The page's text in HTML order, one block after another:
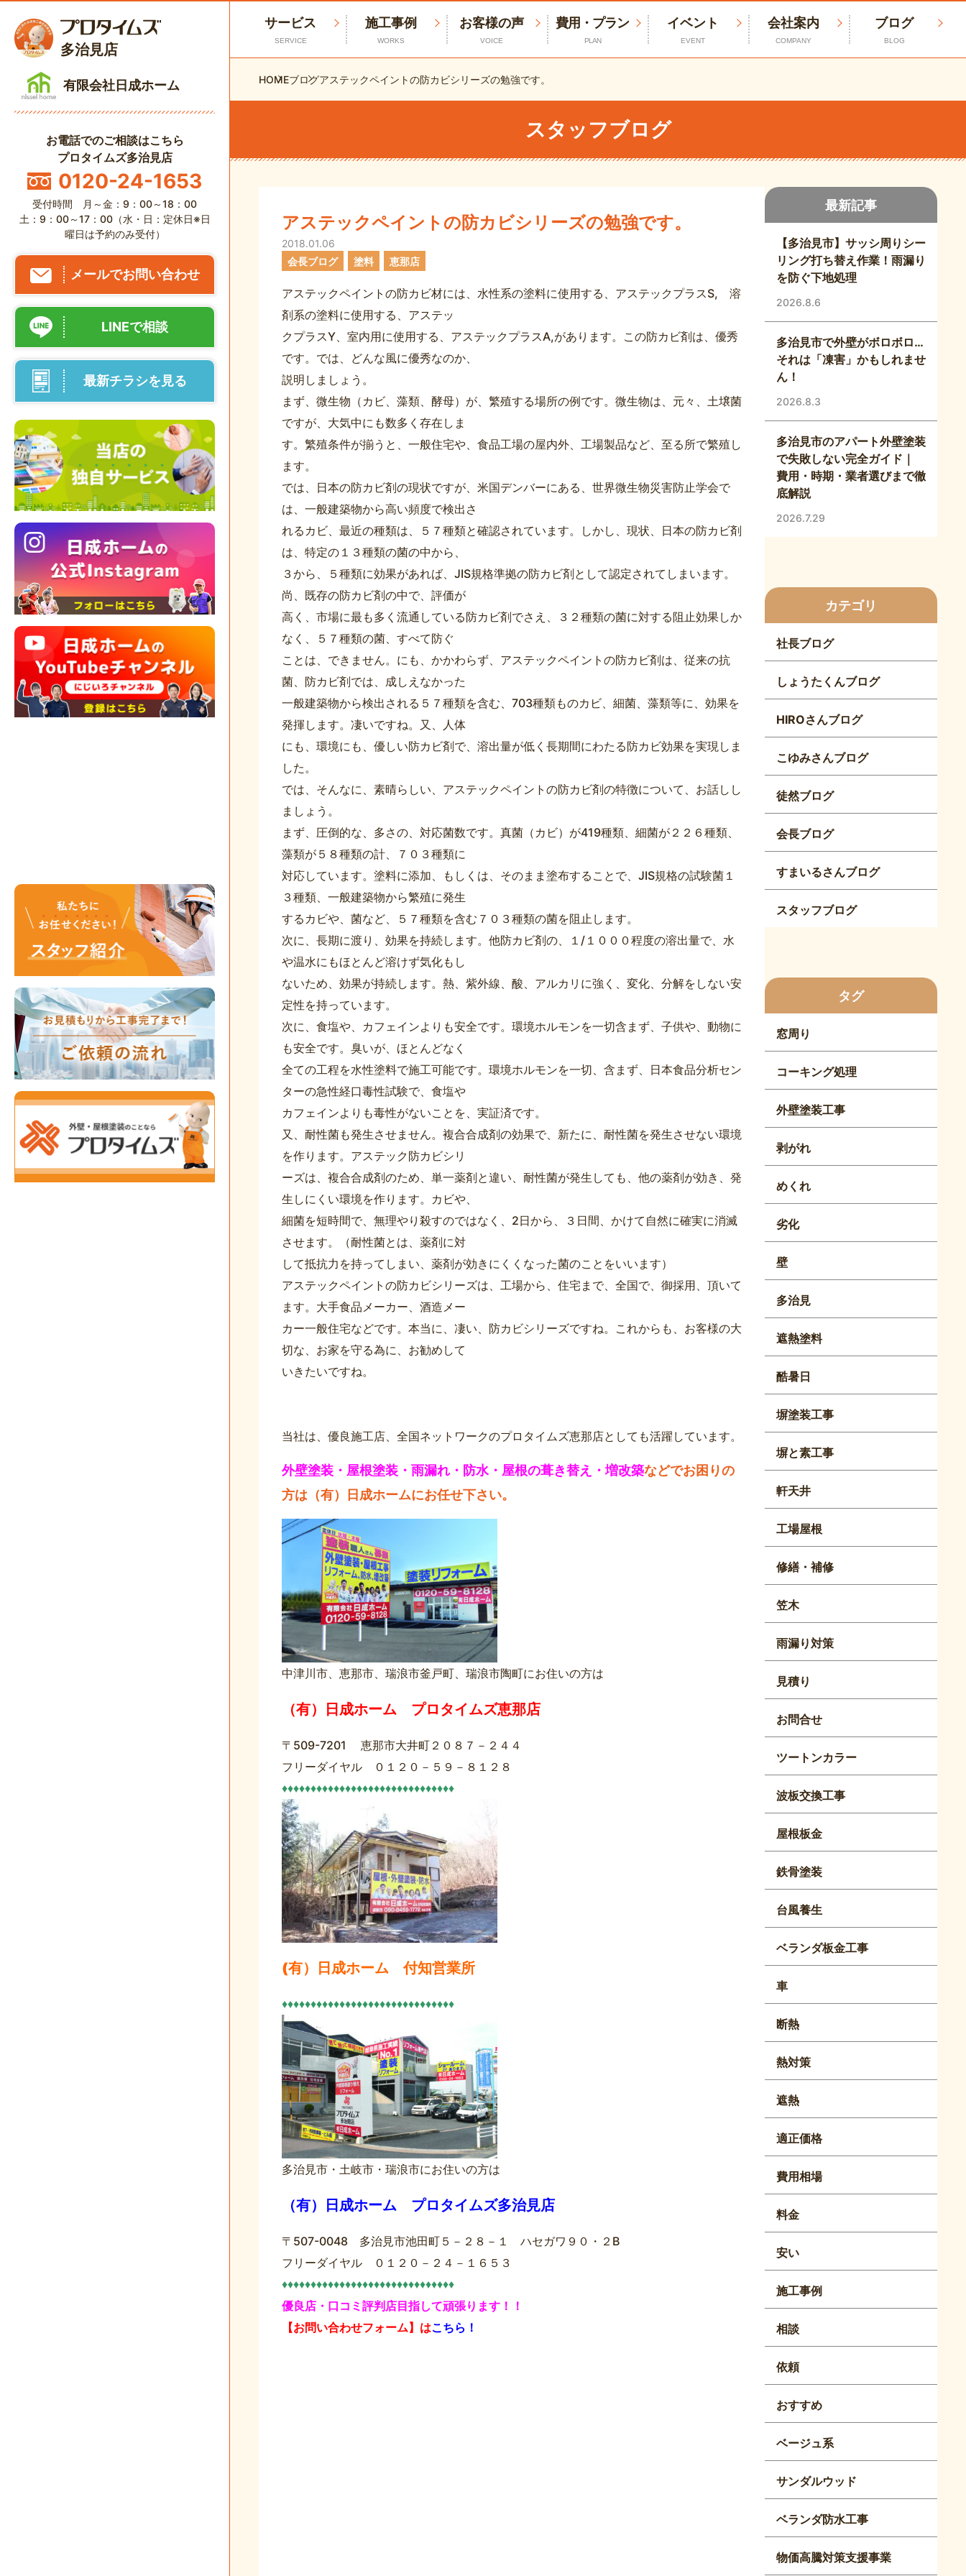
多治見店
有限会社日成ホーム
お電話でのご相談はこちら
プロタイムズ多治見店
0120-24-1653
受付時間 月～金：9：00～18：00
土：9：00～17：00（水・日：定休日※日
曜日は予約のみ受付）
メールでお問い合わせ
LINEで相談
最新チラシを見る
サービス
SERVICE
施工事例
WORKS
お客様の声
VOICE
費用・プラン
PLAN
イベント
EVENT
会社案内
COMPANY
ブログ
BLOG
HOMEブログアステックペイントの防カビシリーズの勉強です。
スタッフブログ
アステックペイントの防カビシリーズの勉強です。
2018.01.06
会長ブログ
塗料 恵那店
アステックペイントの防カビ材には、水性系の塗料に使用する、アステックプラスS, 溶
剤系の塗料に使用する、アステッ
クプラスY、室内用に使用する、アステックプラスA,があります。この防カビ剤は、優秀
です。では、どんな風に優秀なのか、
説明しましょう。
まず、微生物（カビ、藻類、酵母）が、繁殖する場所の例です。微生物は、元々、土壌菌
ですが、大気中にも数多く存在しま
す。繁殖条件が揃うと、一般住宅や、食品工場の屋内外、工場製品など、至る所で繁殖し
ます。
では、日本の防カビ剤の現状ですが、米国デンバーにある、世界微生物災害防止学会で
は、一般建築物から高い頻度で検出さ
れるカビ、最近の種類は、５７種類と確認されています。しかし、現状、日本の防カビ剤
は、特定の１３種類の菌の中から、
３から、５種類に効果があれば、JIS規格準拠の防カビ剤として認定されてしまいます。
尚、既存の防カビ剤の中で、評価が
高く、市場に最も多く流通している防カビ剤でさえ、３２種類の菌に対する阻止効果しか
なく、５７種類の菌、すべて防ぐ
ことは、できません。にも、かかわらず、アステックペイントの防カビ剤は、従来の抗
菌、防カビ剤では、成しえなかった
一般建築物から検出される５７種類を含む、703種類ものカビ、細菌、藻類等に、効果を
発揮します。凄いですね。又、人体
にも、環境にも、優しい防カビ剤で、溶出量が低く長期間にわたる防カビ効果を実現しま
した。
では、そんなに、素晴らしい、アステックペイントの防カビ剤の特徴について、お話しし
ましょう。
まず、圧倒的な、多さの、対応菌数です。真菌（カビ）が419種類、細菌が２２６種類、
藻類が５８種類の計、７０３種類に
対応しています。塗料に添加、もしくは、そのまま塗布することで、JIS規格の試験菌１
３種類、一般建築物から繁殖に発生
するカビや、菌など、５７種類を含む７０３種類の菌を阻止します。
次に、長期に渡り、効果を持続します。他防カビ剤の、１/１０００程度の溶出量で、水
や温水にもほとんど溶けず気化もし
ないため、効果が持続します。熱、紫外線、酸、アルカリに強く、変化、分解をしない安
定性を持っています。
次に、食塩や、カフェインよりも安全です。環境ホルモンを一切含まず、子供や、動物に
も安全です。臭いが、ほとんどなく
全ての工程を水性塗料で施工可能です。環境ホルモンを一切、含まず、日本食品分析セン
ターの急性経口毒性試験で、食塩や
カフェインよりも毒性がないことを、実証済です。
又、耐性菌も発生させません。複合合成剤の効果で、新たに、耐性菌を発生させない環境
を作ります。アステック防カビシリ
ーズは、複合合成剤のため、単一薬剤と違い、耐性菌が発生しても、他の薬剤が効き、発
生しにくい環境を作ります。カビや、
細菌を短時間で、無理やり殺すのではなく、2日から、３日間、かけて自然に確実に消滅
させます。（耐性菌とは、薬剤に対
して抵抗力を持ってしまい、薬剤が効きにくくなった菌のことをいいます）
アステックペイントの防カビシリーズは、工場から、住宅まで、全国で、御採用、頂いて
ます。大手食品メーカー、酒造メー
カー一般住宅などです。本当に、凄い、防カビシリーズですね。これからも、お客様の大
切な、お家を守る為に、お勧めして
いきたいですね。
当社は、優良施工店、全国ネットワークのプロタイムズ恵那店としても活躍しています。
外壁塗装・屋根塗装・雨漏れ・防水・屋根の葺き替え・増改築などでお困りの
方は（有）日成ホームにお任せ下さい。
中津川市、恵那市、瑞浪市釜戸町、瑞浪市陶町にお住いの方は
（有）日成ホーム プロタイムズ恵那店
〒509-7201 恵那市大井町２０８７－２４４
フリーダイヤル ０１２０－５９－８１２８
♦♦♦♦♦♦♦♦♦♦♦♦♦♦♦♦♦♦♦♦♦♦♦♦♦♦♦♦♦♦
(有）日成ホーム 付知営業所
♦♦♦♦♦♦♦♦♦♦♦♦♦♦♦♦♦♦♦♦♦♦♦♦♦♦♦♦♦♦
多治見市・土岐市・瑞浪市にお住いの方は
（有）日成ホーム プロタイムズ多治見店
〒507-0048 多治見市池田町５－２８－１ ハセガワ９０・２B
フリーダイヤル ０１２０－２４－１６５３
♦♦♦♦♦♦♦♦♦♦♦♦♦♦♦♦♦♦♦♦♦♦♦♦♦♦♦♦♦♦
優良店・口コミ評判店目指して頑張ります！！
【お問い合わせフォーム】はこちら！
最新記事
【多治見市】サッシ周りシー
リング打ち替え作業！雨漏り
を防ぐ下地処理
2026.8.6
多治見市で外壁がボロボロ…
それは「凍害」かもしれませ
ん！
2026.8.3
多治見市のアパート外壁塗装
で失敗しない完全ガイド｜
費用・時期・業者選びまで徹
底解説
2026.7.29
カテゴリ
社長ブログ
しょうたくんブログ
HIROさんブログ
こゆみさんブログ
徒然ブログ
会長ブログ
すまいるさんブログ
スタッフブログ
タグ
窓周り
コーキング処理
外壁塗装工事
剥がれ
めくれ
劣化
壁
多治見
遮熱塗料
酷暑日
塀塗装工事
塀と素工事
軒天井
工場屋根
修繕・補修
笠木
雨漏り対策
見積り
お問合せ
ツートンカラー
波板交換工事
屋根板金
鉄骨塗装
台風養生
ベランダ板金工事
車
断熱
熱対策
遮熱
適正価格
費用相場
料金
安い
施工事例
相談
依頼
おすすめ
ベージュ系
サンダルウッド
ベランダ防水工事
物価高騰対策支援事業